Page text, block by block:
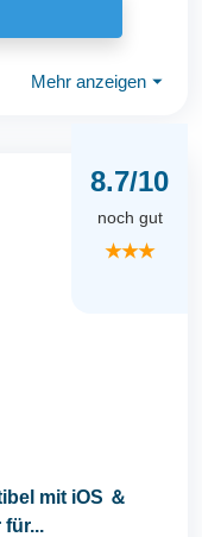
Mehr anzeigen ⏷
8.7/10
noch gut
★★★
mit iOS ＆
für...